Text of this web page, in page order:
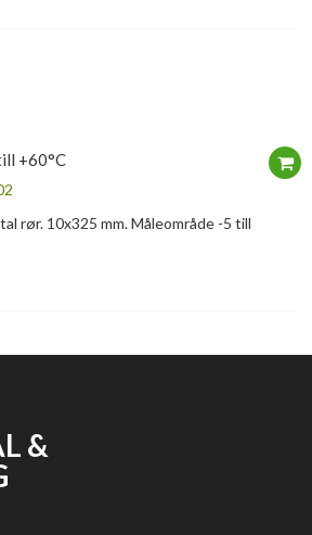
+60°C
rør. 10x325 mm. Måleområde -5 till
&